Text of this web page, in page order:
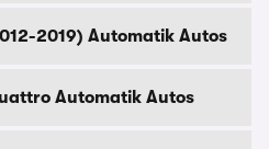
2019) Automatik Autos
Automatik Autos